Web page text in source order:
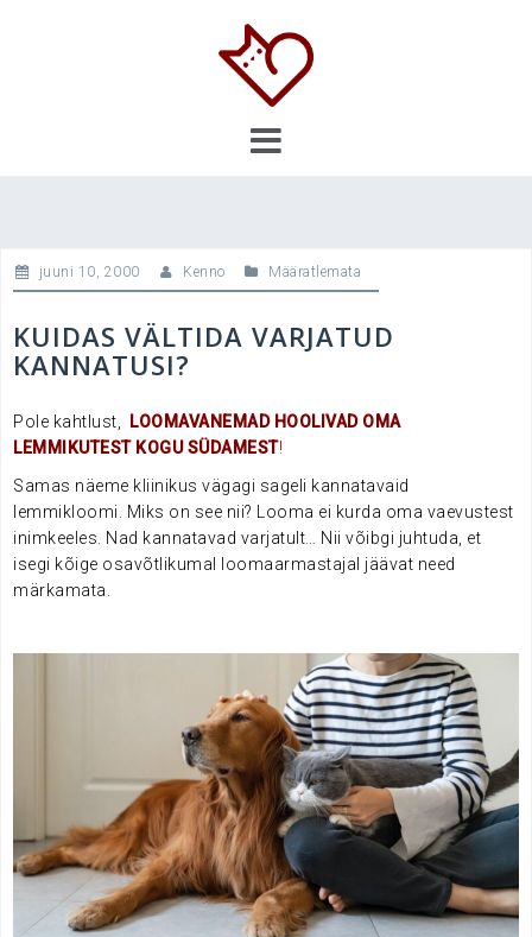
juuni 10, 2000 Kenno Määratlemata
KUIDAS VÄLTIDA VARJATUD
KANNATUSI?
Pole kahtlust,
LOOMAVANEMAD HOOLIVAD OMA
LEMMIKUTEST KOGU SÜDAMEST!
Samas näeme kliinikus vägagi sageli kannatavaid
lemmikloomi. Miks on see nii? Looma ei kurda oma vaevustest
inimkeeles. Nad kannatavad varjatult… Nii võibgi juhtuda, et
isegi kõige osavõtlikumal loomaarmastajal jäävat need
märkamata.